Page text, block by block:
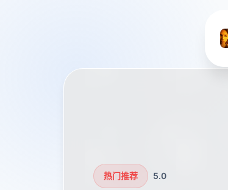
热门推荐 5.0